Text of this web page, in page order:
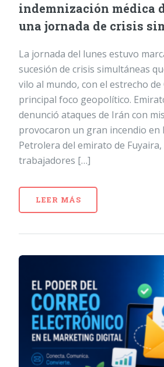
indemnización médica
una jornada de crisis
La jornada del lunes estuvo
sucesión de crisis simultáneas
vilo al mundo, con el estrecho
principal foco geopolítico.
denunció ataques de Irán con
provocaron un gran incendio en
Petrolera del emirato de
trabajadores […]
LEER MÁS